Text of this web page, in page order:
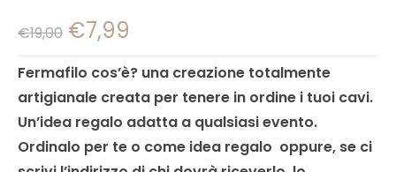
€19,00 €7,99
Fermafilo cos’è? una creazione totalmente
artigianale creata per tenere in ordine i tuoi cavi.
Un’idea regalo adatta a qualsiasi evento.
Ordinalo per te o come idea regalo oppure, se ci